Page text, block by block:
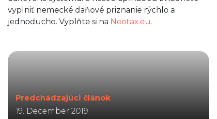
vyplniť nemecké daňové priznanie rýchlo a
jednoducho. Vyplňte si na Neotax.eu.
Predchádzajúci článok
19. December 2019